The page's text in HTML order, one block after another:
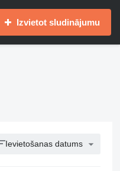
Izvietot sludinājumu
Ievietošanas datums